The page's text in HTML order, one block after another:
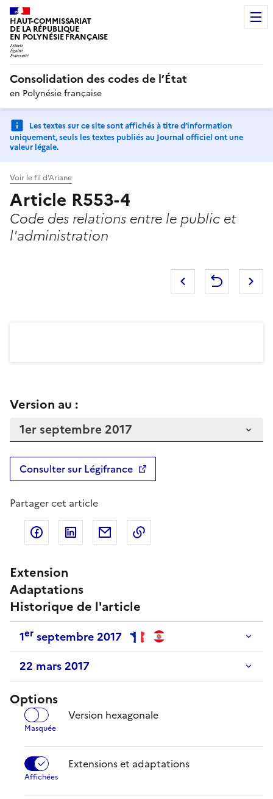
HAUT-COMMISSARIAT
DE LA RÉPUBLIQUE
EN POLYNÉSIE FRANÇAISE
Consolidation des codes de l’État
en Polynésie française
Les textes sur ce site sont affichés à titre d’information
uniquement, seuls les textes publiés au Journal officiel ont une
valeur légale.
Voir le fil d’Ariane
Article R553-4
Code des relations entre le public et
l'administration
Version au :
Consulter sur Légifrance
Partager cet article
Partager sur Facebook
Partager sur LinkedIn
Partager par email
Extension
Adaptations
Historique de l'article
1er septembre 2017
22 mars 2017
Options
Version hexagonale
Extensions et adaptations